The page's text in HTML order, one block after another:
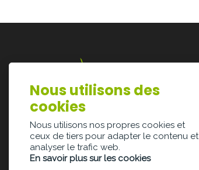
Lazarijstraat 168
3500 Hasselt
Nous utilisons des
cookies
Nous utilisons nos propres cookies et
ceux de tiers pour adapter le contenu et
analyser le trafic web.
En savoir plus sur les cookies